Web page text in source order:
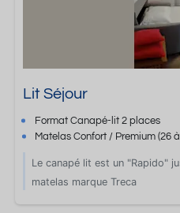
Lit Séjour
FormatCanapé-lit 2 places
Matelas Confort / Premium(26
Le canapé lit est un "Rapido"
matelas marque Treca